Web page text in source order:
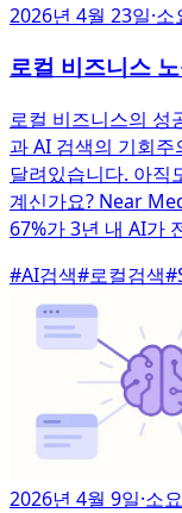
2026년 4월 23일·소
로컬 비즈니스
로컬 비즈니스의 성
과 AI 검색의 기회
달려있습니다. 아직
계신가요? Near
67%가 3년 내 AI가
#AI검색#로컬검색#
2026년 4월 9일·소